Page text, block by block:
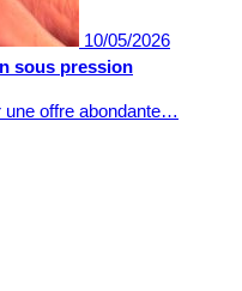
10/05/2026
sous pression
une offre abondante…